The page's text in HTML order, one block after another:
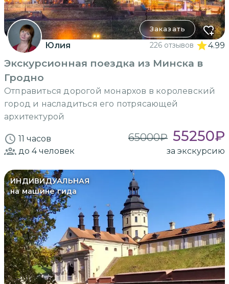
Заказать
Юлия 226 отзывов 4.99
Экскурсионная поездка из Минска в
Гродно
Отправиться дорогой монархов в королевский
город и насладиться его потрясающей
архитектурой
11 часов 65000₽ 55250₽
до 4человек за экскурсию
ИНДИВИДУАЛЬНАЯ
на машине гида